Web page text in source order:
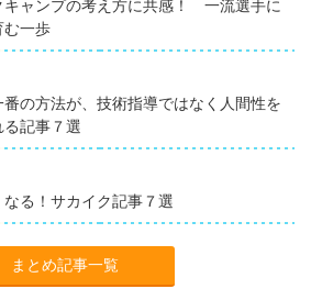
キャンプの考え方に共感！ 一流選手に
む一歩
の方法が、技術指導ではなく人間性を
記事７選
る！サカイク記事７選
まとめ記事一覧